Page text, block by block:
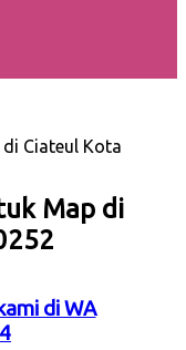
Ciateul Kota
Map di
di WA